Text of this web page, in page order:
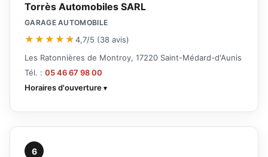
Torrès Automobiles SARL
GARAGE AUTOMOBILE
★★★★★4,7/5 (38 avis)
Les Ratonnières de Montroy, 17220 Saint-Médard-d'Aunis
Tél. : 05 46 67 98 00
Horaires d'ouverture
6